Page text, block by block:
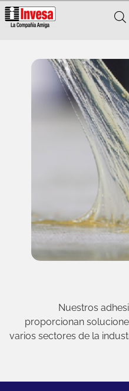
Nuestros
proporcionan
varios sectores de la